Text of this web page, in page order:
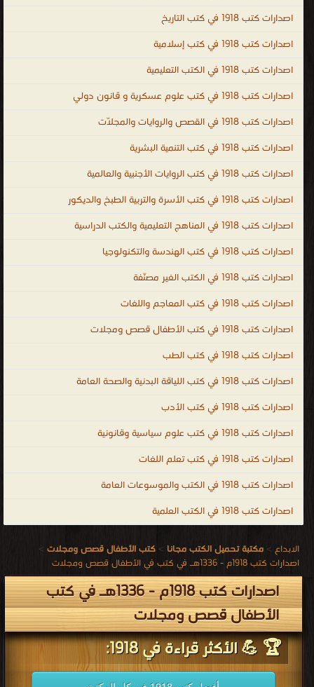
وحكايات للاطفال ممتعة ومسلية ، سلسلة القصص الإسلامية والتربوية
والتعليمية ، مواقع الطفل التربوية و الثقافية و العلمية ، مجلة نسيم
للاطفال ، مجلة إلكترونية خاصة بالطفل ، قصص و حكايات و علوم و
قصيرة ، قصص اطفال مكتوبة ، قصص اطفال قبل النوم ، قصص اطفال
بالصور ، قصص اطفال عالمية ، قصص اطفال طويلة ، قصص اطفال
فيديو ، قصص اطفال قصيرة جدا ، قصص أطفال عربية ، قصص اطفال
، children stories ، Story ، قصص اطفال اون لاين ، قصص اطفال
صوتية ، تحميل قصص للاطفال PDF ، قصص خيالية للاطفال ، قصص
اطفال خاصة بالحيوانات ، قصص حيوانات ، قصص طيور ، قصص مفيدة
للاطفال ، قصص حجا ، قصص الاطفال سندريلا , قصص الانبياء للاطفال
, قصة تعليمية مصورة للاطفال ، الأطفال قصص ومجلات
اصدارات كتب 1918 في كتب التاريخ
اصدارات كتب 1918 في كتب إسلامية
اصدارات كتب 1918 في الكتب التعليمية
اصدارات كتب 1918 في كتب علوم عسكرية و قانون دولي
اصدارات كتب 1918 في القصص والروايات والمجلّات
اصدارات كتب 1918 في كتب التنمية البشرية
اصدارات كتب 1918 في كتب الروايات الأجنبية والعالمية
اصدارات كتب 1918 في كتب الأسرة والتربية الطبخ والديكور
اصدارات كتب 1918 في المناهج التعليمية والكتب الدراسية
اصدارات كتب 1918 في كتب الهندسة والتكنولوجيا
اصدارات كتب 1918 في الكتب الغير مصنّفة
اصدارات كتب 1918 في كتب المعاجم واللغات
اصدارات كتب 1918 في كتب الأطفال قصص ومجلات
اصدارات كتب 1918 في كتب الطب
اصدارات كتب 1918 في كتب اللياقة البدنية والصحة العامة
اصدارات كتب 1918 في كتب الأدب
اصدارات كتب 1918 في كتب علوم سياسية وقانونية
اصدارات كتب 1918 في كتب تعلم اللغات
اصدارات كتب 1918 في الكتب والموسوعات العامة
اصدارات كتب 1918 في الكتب العلمية
الابداع > مكتبة تحميل الكتب مجانا > كتب الأطفال قصص ومجلات >
اصدارات كتب 1918م - 1336هـ في كتب في الأطفال قصص ومجلات
اصدارات كتب 1918م - 1336هـ في كتب
الأطفال قصص ومجلات
🏆 💪 الأكثر قراءة في 1918: